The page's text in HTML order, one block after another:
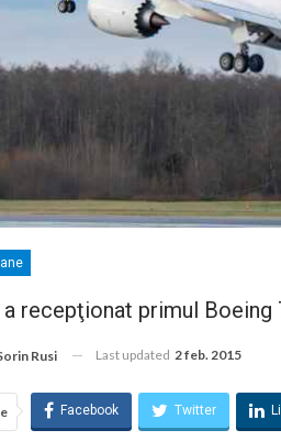
recepţionat primul
Rusi Last updated 2 feb. 2015
Facebook Twitter